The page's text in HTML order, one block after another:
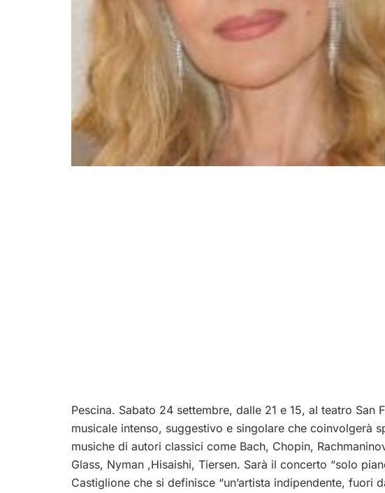
Pescina. Sabato 24 settembre, dalle 21 e 15, al teatro San
musicale intenso, suggestivo e singolare che coinvolgerà
musiche di autori classici come Bach, Chopin,
Glass, Nyman ,Hisaishi, Tiersen. Sarà il concerto “solo
Castiglione che si definisce “un’artista indipendente, fuori